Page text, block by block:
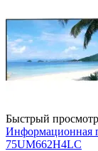
Быстрый просмотр
Информационная
75UM662H4LC